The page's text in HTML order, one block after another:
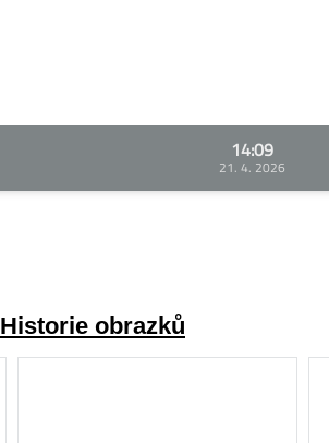
14:09
21. 4. 2026
Historie obrazků